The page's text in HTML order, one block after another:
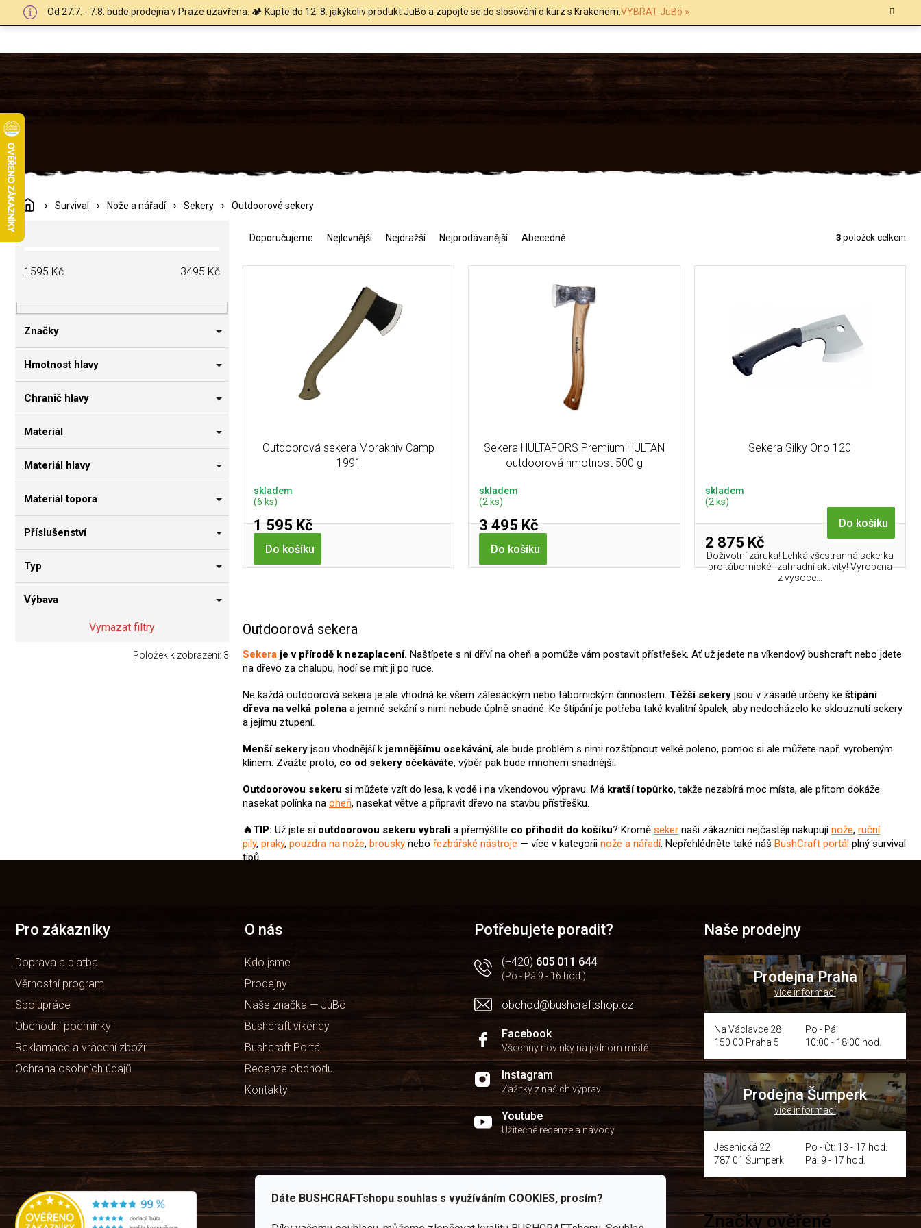
Dáte BUSHCRAFTshopu souhlas s využíváním COOKIES, prosím?
Od 27.7. - 7.8. bude prodejna v Praze uzavřena. 🏕️ Kupte do 12. 8. jakýkoliv produkt JuBö a zapojte se do slosování o kurz s Krakenem.VYBRAT JuBö »
DomůSurvival Nože a nářadí Sekery Outdoorové sekery
P
o
a
n
í
a
1595 Kč 3495 Kč
Značky
Hmotnost hlavy
Chranič hlavy
Materiál
Materiál hlavy
Materiál topora
Příslušenství
Typ
Výbava
Vymazat filtry
Položek k zobrazení: 3
e
Doporučujeme Nejlevnější Nejdražší Nejprodávanější Abecedně 3 položek celkem
Outdoorová sekera Morakniv Camp
1991
skladem
(6 ks)
1 595 Kč
Do košíku
Sekera HULTAFORS Premium HULTAN
outdoorová hmotnost 500 g
skladem
(2 ks)
3 495 Kč
Do košíku
Sekera Silky Ono 120
skladem
(2 ks)
2 875 Kč
Do košíku
Doživotní záruka! Lehká všestranná sekerka
pro tábornické i zahradní aktivity! Vyrobena
z vysoce...
d
í
p
k
y
ý
p
s
u
Outdoorová sekera
Sekera je v přírodě k nezaplacení. Naštípete s ní dříví na oheň a pomůže vám postavit přístřešek. Ať už jedete na víkendový bushcraft nebo jdete
na dřevo za chalupu, hodí se mít ji po ruce.
Ne každá outdoorová sekera je ale vhodná ke všem zálesáckým nebo tábornickým činnostem. Těžší sekery jsou v zásadě určeny ke štípání
dřeva na velká polena a jemné sekání s nimi nebude úplně snadné. Ke štípání je potřeba také kvalitní špalek, aby nedocházelo ke sklouznutí sekery
a jejímu ztupení.
Menší sekery jsou vhodnější k jemnějšímu osekávání, ale bude problém s nimi rozštípnout velké poleno, pomoc si ale můžete např. vyrobeným
klínem. Zvažte proto, co od sekery očekáváte, výběr pak bude mnohem snadnější.
Outdoorovou sekeru si můžete vzít do lesa, k vodě i na víkendovou výpravu. Má kratší topůrko, takže nezabírá moc místa, ale přitom dokáže
nasekat polínka na oheň, nasekat větve a připravit dřevo na stavbu přístřešku.
🔥TIP: Už jste si outdoorovou sekeruvybrali a přemýšlíte co přihodit do košíku? Kromě seker naši zákazníci nejčastěji nakupujínože, ruční
pily, praky, pouzdra na nože, brousky nebo řezbářské nástroje — více v kategorii nože a nářadí. Nepřehlédněte také náš BushCraft portál plný survival
tipů.
Pro zákazníky
Doprava a platba
Věrnostní program
Spolupráce
Obchodní podmínky
Reklamace a vrácení zboží
Ochrana osobních údajů
O nás
Kdo jsme
Prodejny
Naše značka — JuBö
Bushcraft víkendy
Bushcraft Portál
Recenze obchodu
Kontakty
Potřebujete poradit?
(+420) 605 011 644
(Po - Pá 9 - 16 hod.)
obchod@bushcraftshop.cz
Facebook
Všechny novinky na jednom místě
Instagram
Zážitky z našich výprav
Youtube
Užitečné recenze a návody
Naše prodejny
Prodejna Praha
více informací
Na Václavce 28
150 00 Praha 5
Po - Pá:
10:00 - 18:00 hod.
Prodejna Šumperk
více informací
Jesenická 22
787 01 Šumperk
Po - Čt: 13 - 17 hod.
Pá: 9 - 17 hod.
Rádi
Značky ověřené